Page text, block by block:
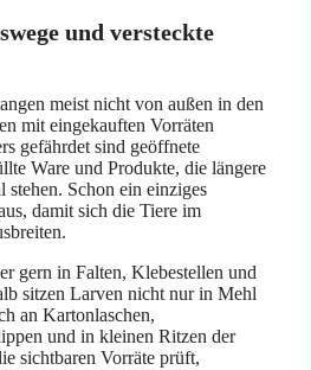
und versteckte
meist nicht von außen in den
mit eingekauften Vorräten
gefährdet sind geöffnete
Ware und Produkte, die längere
stehen. Schon ein einziges
damit sich die Tiere im
gern in Falten, Klebestellen und
sitzen Larven nicht nur in Mehl
an Kartonlaschen,
und in kleinen Ritzen der
sichtbaren Vorräte prüft,